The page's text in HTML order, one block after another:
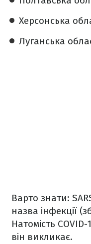
Херсонська
Луганська
Варто знати:
назва інфекції
Натомість
він викликає.